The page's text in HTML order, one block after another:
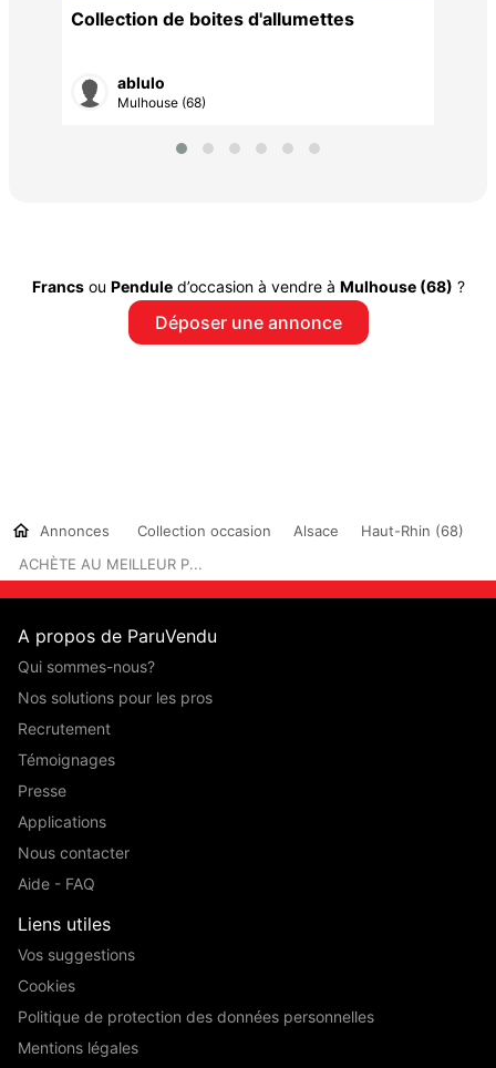
Collection de boites d'allumettes
ablulo
Mulhouse (68)
Francsou Penduled’occasion à vendre à Mulhouse (68) ?
Déposer une annonce
Annonces Collection occasion Alsace
Haut-Rhin (68)
ACHÈTE AU MEILLEUR P...
A propos de ParuVendu
Qui sommes-nous?
Nos solutions pour les pros
Recrutement
Témoignages
Presse
Applications
Nous contacter
Aide - FAQ
Liens utiles
Vos suggestions
Cookies
Politique de protection des données personnelles
Mentions légales